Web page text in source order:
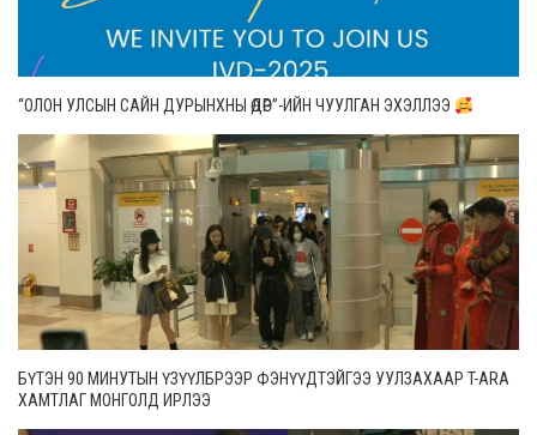
“ОЛОН УЛСЫН САЙН ДУРЫНХНЫ ӨДӨР”-ИЙН ЧУУЛГАН ЭХЭЛЛЭЭ
БҮТЭН 90 МИНУТЫН ҮЗҮҮЛБРЭЭР ФЭНҮҮДТЭЙГЭЭ УУЛЗАХААР T-ARA
ХАМТЛАГ МОНГОЛД ИРЛЭЭ